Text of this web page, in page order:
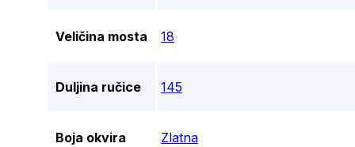
Veličina mosta 18
Duljina ručice 145
Boja okvira Zlatna